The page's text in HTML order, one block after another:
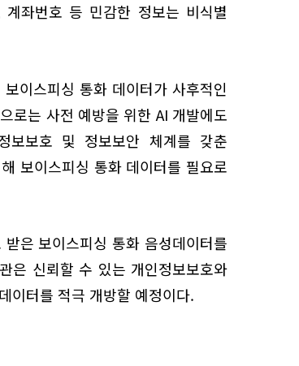
좌번호 등 민감한 정보는 비식별
이스피싱 통화 데이터가 사후적인
로는 사전 예방을 위한 AI 개발에도
보호 및 정보보안 체계를 갖춘
보이스피싱 통화 데이터를 필요로
은 보이스피싱 통화 음성데이터를
은 신뢰할 수 있는 개인정보보호와
이터를 적극 개방할 예정이다.